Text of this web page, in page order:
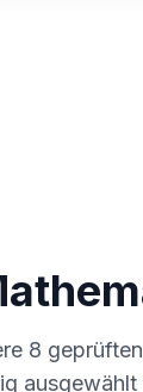
8
ausgewählt